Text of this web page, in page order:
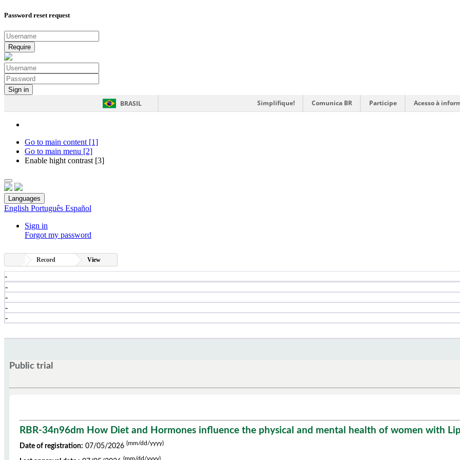
Password reset request
BRASIL Simplifique! Comunica BR Participe Acesso à
Go to main content [1]
Go to main menu [2]
Enable hight contrast [3]
Languages
English Português Español
Sign in
Forgot my password
Record View
-
-
-
-
-
Public trial
RBR-34n96dm How Diet and Hormones influence the physical and mental health of women with
Date of registration: 07/05/2026 (mm/dd/yyyy)
(mm/dd/yyyy)